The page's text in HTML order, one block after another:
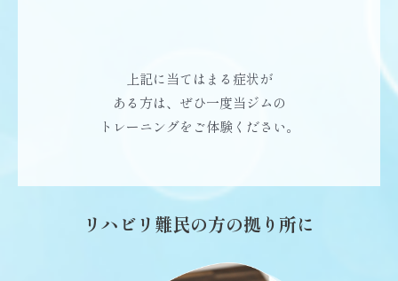
上記に当てはまる症状が
ある方は、ぜひ一度当ジムの
トレーニングをご体験ください。
リハビリ難民の方の拠り所に